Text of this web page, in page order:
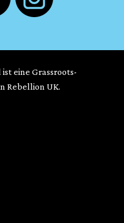
eine Grassroots-
Rebellion UK.